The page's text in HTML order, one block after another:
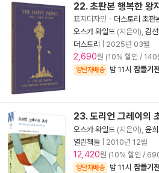
22. 초판본 행복한 왕
표지디자인 - 더스토리 초판
오스카 와일드 (지은이), 김선
더스토리
2025년 03월
2,690원 (10% 할인 / 140
양탄자배송 밤 11시 잠들기
23. 도리언 그레이의
오스카 와일드 (지은이), 윤희
열린책들
2010년 12월
12,420원 (10% 할인 /
양탄자배송 밤 11시 잠들기